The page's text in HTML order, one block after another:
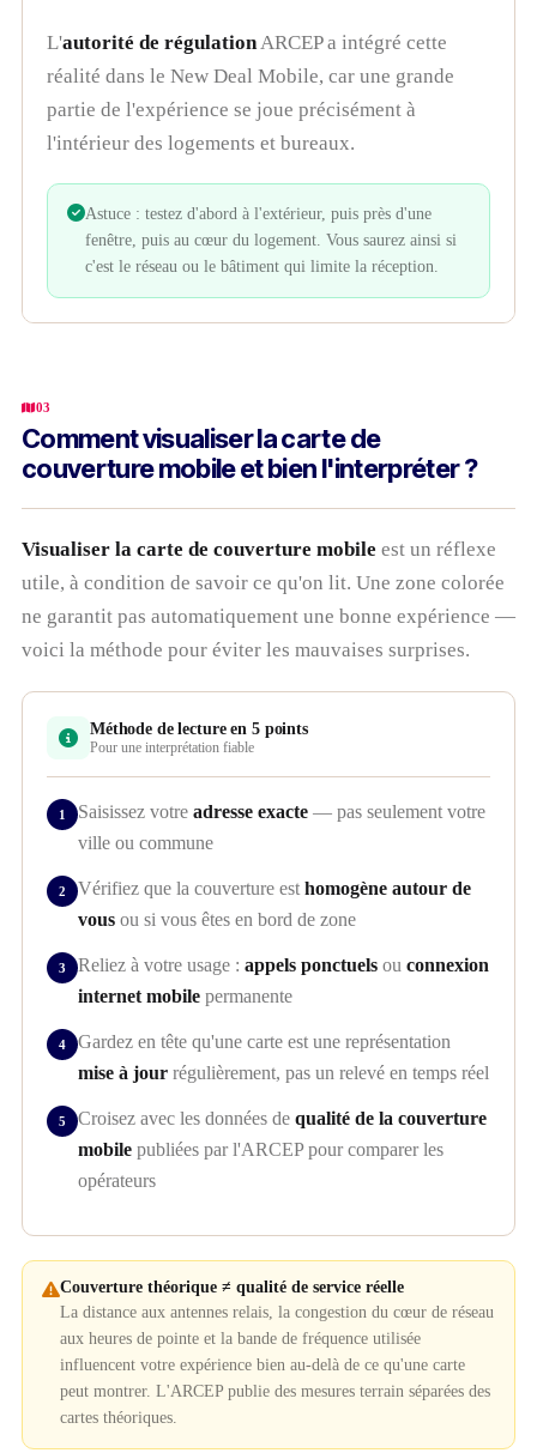
L'autorité de régulationARCEP a intégré cette
réalité dans le New Deal Mobile, car une grande
partie de l'expérience se joue précisément à
l'intérieur des logements et bureaux.
Astuce : testez d'abord à l'extérieur, puis près d'une
fenêtre, puis au cœur du logement. Vous saurez ainsi si
c'est le réseau ou le bâtiment qui limite la réception.
03
Comment visualiser la carte de
couverture mobile et bien l'interpréter ?
Visualiser la carte de couverture mobile est un réflexe
utile, à condition de savoir ce qu'on lit. Une zone colorée
ne garantit pas automatiquement une bonne expérience —
voici la méthode pour éviter les mauvaises surprises.
Méthode de lecture en 5 points
Pour une interprétation fiable
Saisissez votre adresse exacte — pas seulement votre
ville ou commune
Vérifiez que la couverture est homogène autour de
vous ou si vous êtes en bord de zone
Reliez à votre usage : appels ponctuels ou connexion
internet mobile permanente
Gardez en tête qu'une carte est une représentation
mise à jour régulièrement, pas un relevé en temps réel
Croisez avec les données de qualité de la couverture
mobile publiées par l'ARCEP pour comparer les
opérateurs
Couverture théorique ≠ qualité de service réelle
La distance aux antennes relais, la congestion du cœur de réseau
aux heures de pointe et la bande de fréquence utilisée
influencent votre expérience bien au-delà de ce qu'une carte
peut montrer. L'ARCEP publie des mesures terrain séparées des
cartes théoriques.